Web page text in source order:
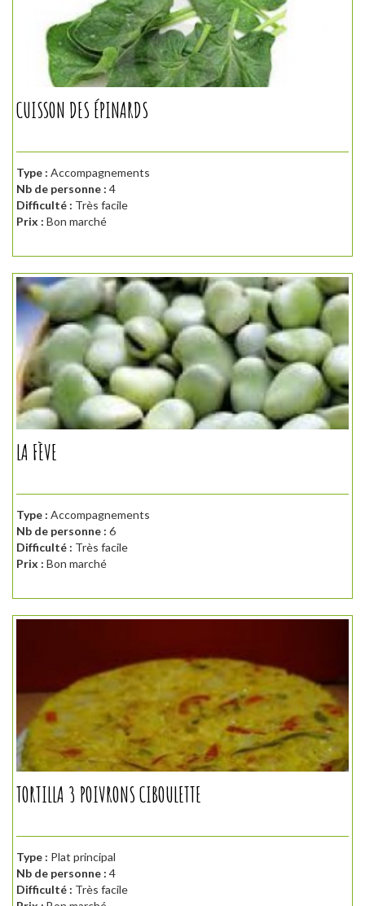
CUISSON DES ÉPINARDS
Type : Accompagnements
Nb de personne : 4
Difficulté : Très facile
Prix : Bon marché
LA FÈVE
Type : Accompagnements
Nb de personne : 6
Difficulté : Très facile
Prix : Bon marché
TORTILLA 3 POIVRONS CIBOULETTE
Type : Plat principal
Nb de personne : 4
Difficulté : Très facile